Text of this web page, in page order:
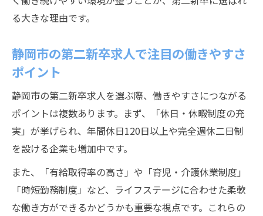
第二新卒なら静岡市勤務で残業や休日を要
未経験から挑戦できる第二新卒の静岡市転職事
情
すい理由
静岡市の第二新卒採用で重視される未経験
歓迎の背景
ント
第二新卒で静岡市転職に成功する未経験者
る大きな理由です。
静岡市の第二新卒求人で注目の働きやすさ
ポイント
静岡市の第二新卒求人を選ぶ際、働きやすさにつながる
ポイントは複数あります。まず、「休日・休暇制度の充
実」が挙げられ、年間休日120日以上や完全週休二日制
を設ける企業も増加中です。
また、「有給取得率の高さ」や「育児・介護休業制度」
「時短勤務制度」など、ライフステージに合わせた柔軟
な働き方ができるかどうかも重要な視点です。これらの